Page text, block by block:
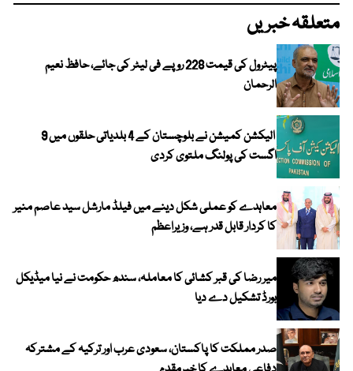
متعلقہ خبریں
پیٹرول کی قیمت 228 روپے فی لیٹر کی جائے، حافظ نعیم
الرحمان
الیکشن کمیشن نے بلوچستان کے 4 بلدیاتی حلقوں میں 9
اگست کی پولنگ ملتوی کردی
معاہدے کو عملی شکل دینے میں فیلڈ مارشل سید عاصم منیر
کا کردار قابل قدر ہے، وزیراعظم
میر رضا کی قبر کشائی کا معاملہ، سندھ حکومت نے نیا میڈیکل
بورڈ تشکیل دے دیا
صدر مملکت کا پاکستان، سعودی عرب اور ترکیہ کے مشترکہ